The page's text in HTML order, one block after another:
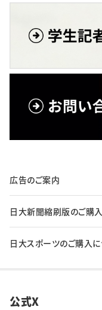
広告のご案内
日大新聞縮刷版のご購
日大スポーツのご購入
公式X